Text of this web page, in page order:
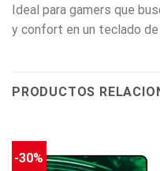
Ideal para gamers que
y confort en un teclado
PRODUCTOS
-30%